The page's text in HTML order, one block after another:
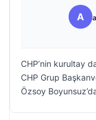
A
CHP’nin kurultay
CHP Grup
Özsoy